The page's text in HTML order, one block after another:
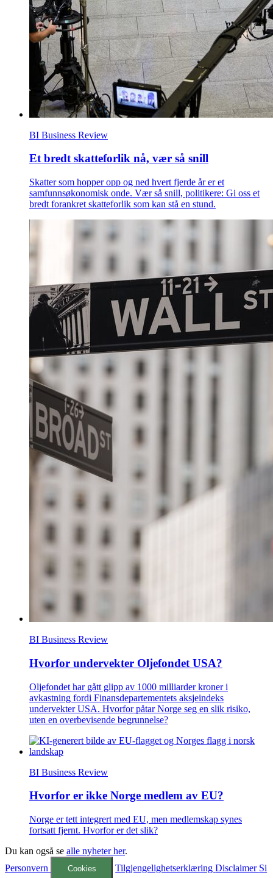
BI Business Review
Et bredt skatteforlik nå, vær så snill
Skatter som hopper opp og ned hvert fjerde år er et
samfunnsøkonomisk onde. Vær så snill, politikere: Gi oss et
bredt forankret skatteforlik som kan stå en stund.
BI Business Review
Hvorfor undervekter Oljefondet USA?
Oljefondet har gått glipp av 1000 milliarder kroner i
avkastning fordi Finansdepartementets aksjeindeks
undervekter USA. Hvorfor påtar Norge seg en slik risiko,
uten en overbevisende begrunnelse?
BI Business Review
Hvorfor er ikke Norge medlem av EU?
Norge er tett integrert med EU, men medlemskap synes
fortsatt fjernt. Hvorfor er det slik?
Du kan også se alle nyheter her.
Personvern
Cookies TilgjengelighetserklæringDisclaimer Si